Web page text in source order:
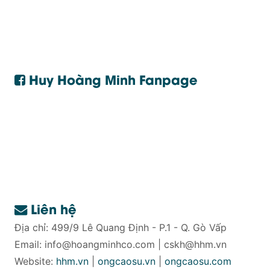
Huy Hoàng Minh Fanpage
Liên hệ
Địa chỉ: 499/9 Lê Quang Định - P.1 - Q. Gò Vấp
Email: info@hoangminhco.com
cskh@hhm.vn
Website: hhm.vn ongcaosu.vn ongcaosu.com